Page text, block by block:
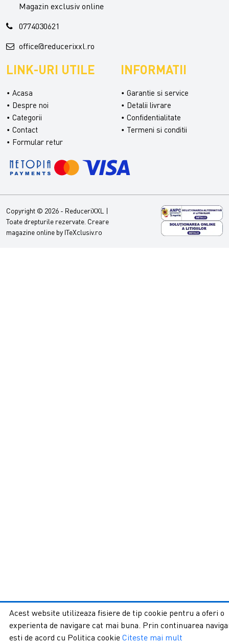
Magazin exclusiv online
0774030621
office@reducerixxl.ro
LINK-URI UTILE
Acasa
Despre noi
Categorii
Contact
Formular retur
INFORMATII
Garantie si service
Detalii livrare
Confidentialitate
Termeni si conditii
Copyright © 2026 - ReduceriXXL |
Toate drepturile rezervate. Creare
magazine online by ITeXclusiv.ro
Acest website utilizeaza fisiere de tip cookie pentru a oferi o
experienta de navigare cat mai buna. Prin continuarea
esti de acord cu Politica cookie Citeste mai mult